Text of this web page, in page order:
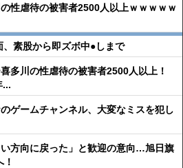
性虐待の被害者2500人以上ｗｗｗｗｗ
、素股から即ズボ中●︎しまで
多川の性虐待の被害者2500人以上！
...
ゲームチャンネル、大変なミスを犯し
方向に戻った」と歓迎の意向…旭日旗